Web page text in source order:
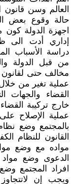
العالم وسن قانون
حالة وقوع بعض
اجهزة الدولة كون
إداري أدت الى
دراسة الأسباب
من قبل الدولة
مخالف حتى
عملية تغير من
القضاء والجهات
خارج تركيبة
عملية الإصلاح
بالمجتمع وضع
القانون للنظام
مواده مع وضع
الدعوى وضع مواد
افراد المجتمع
ويجب إن